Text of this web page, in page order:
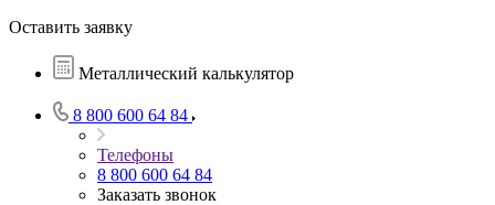
Оставить заявку
Металлический калькулятор
8 800 600 64 84
Телефоны
8 800 600 64 84
Заказать звонок